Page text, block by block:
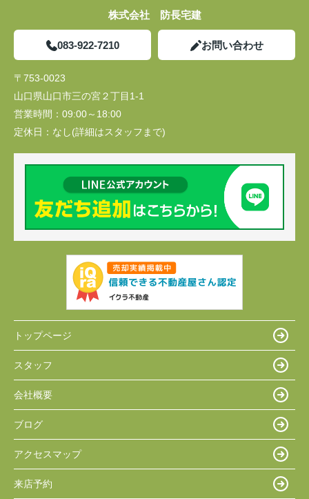
株式会社 防長宅建
083-922-7210 お問い合わせ
〒753-0023
山口県山口市三の宮２丁目1-1
営業時間： 09:00～18:00
定休日： なし(詳細はスタッフまで)
トップページ
スタッフ
会社概要
ブログ
アクセスマップ
来店予約